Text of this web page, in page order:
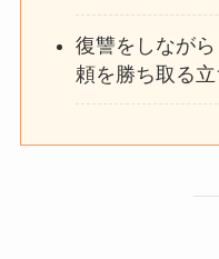
復讐をしなが
頼を勝ち取る立